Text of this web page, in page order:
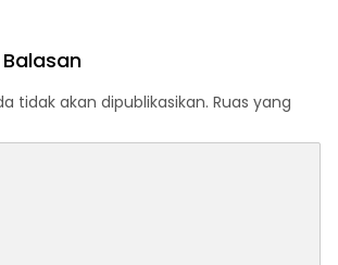
tidak akan dipublikasikan. Ruas yang